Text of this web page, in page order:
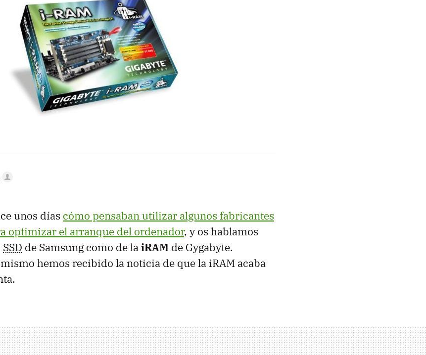
unos días cómo pensaban utilizar algunos fabricantes
optimizar el arranque del ordenador, y os hablamos
SSD de Samsung como de laiRAM de Gygabyte.
hemos recibido la noticia de que la iRAM acaba